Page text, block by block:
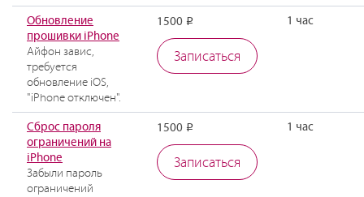
Обновление
прошивки iPhone
Айфон завис,
требуется
обновление iOS,
"iPhone отключен".
1500 Р
Записаться
1 час
Сброс пароля
ограничений на
iPhone
Забыли пароль
ограничений
1500 Р
Записаться
1 час